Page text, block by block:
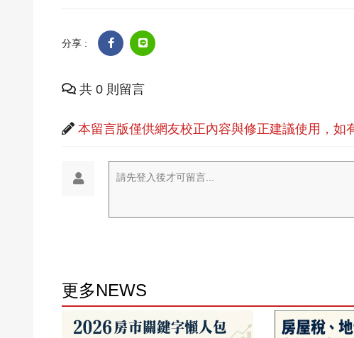
分享 :
共 0 則留言
本留言版僅供網友校正內容與修正建議使用，
請先登入後才可留言...
更多NEWS